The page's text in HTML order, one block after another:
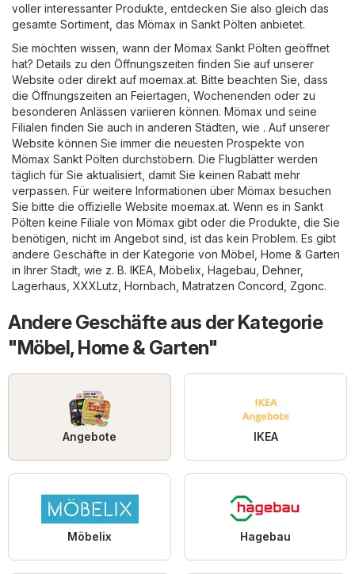
voller interessanter Produkte, entdecken Sie also gleich das
gesamte Sortiment, das Mömax in Sankt Pölten anbietet.
Sie möchten wissen, wann der Mömax Sankt Pölten geöffnet
hat? Details zu den Öffnungszeiten finden Sie auf unserer
Website oder direkt auf moemax.at. Bitte beachten Sie, dass
die Öffnungszeiten an Feiertagen, Wochenenden oder zu
besonderen Anlässen variieren können. Mömax und seine
Filialen finden Sie auch in anderen Städten, wie . Auf unserer
Website können Sie immer die neuesten Prospekte von
Mömax Sankt Pölten durchstöbern. Die Flugblätter werden
täglich für Sie aktualisiert, damit Sie keinen Rabatt mehr
verpassen. Für weitere Informationen über Mömax besuchen
Sie bitte die offizielle Website moemax.at. Wenn es in Sankt
Pölten keine Filiale von Mömax gibt oder die Produkte, die Sie
benötigen, nicht im Angebot sind, ist das kein Problem. Es gibt
andere Geschäfte in der Kategorie von Möbel, Home & Garten
in Ihrer Stadt, wie z. B. IKEA Möbelix Hagebau Dehner,
Lagerhaus XXXLutz Hornbach Matratzen Concord Zgonc.
Andere Geschäfte aus der Kategorie
"Möbel, Home & Garten"
Angebote IKEA
Möbelix Hagebau